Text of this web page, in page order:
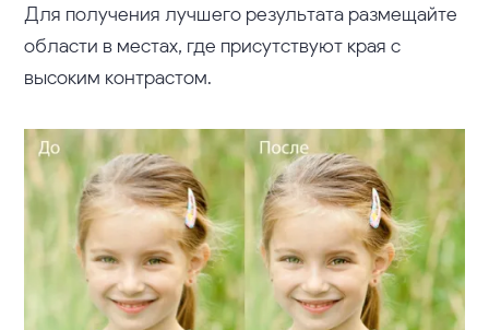
Для получения лучшего результата размещайте
области в местах, где присутствуют края с
высоким контрастом.